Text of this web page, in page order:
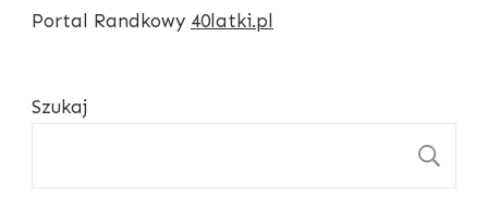
Portal Randkowy 40latki.pl
Szukaj